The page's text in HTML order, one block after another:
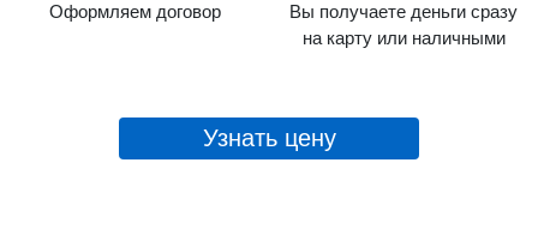
Оформляем договор
Вы получаете деньги сразу
на карту или наличными
Узнать цену